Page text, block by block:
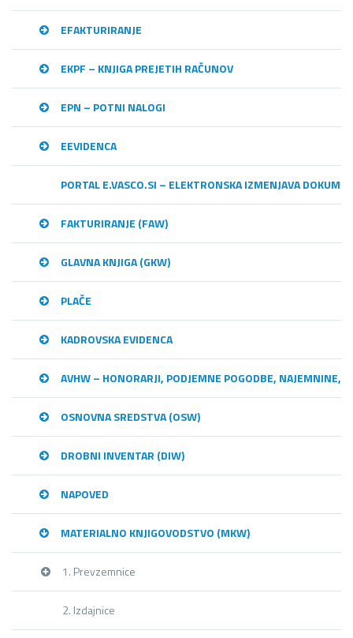
EFAKTURIRANJE
EKPF – KNJIGA PREJETIH RAČUNOV
EPN – POTNI NALOGI
EEVIDENCA
PORTAL E.VASCO.SI – ELEKTRONSKA IZMENJAVA
FAKTURIRANJE (FAW)
GLAVNA KNJIGA (GKW)
PLAČE
KADROVSKA EVIDENCA
AVHW – HONORARJI, PODJEMNE POGODBE, NAJEMNINE,…
OSNOVNA SREDSTVA (OSW)
DROBNI INVENTAR (DIW)
NAPOVED
MATERIALNO KNJIGOVODSTVO (MKW)
1. Prevzemnice
2. Izdajnice